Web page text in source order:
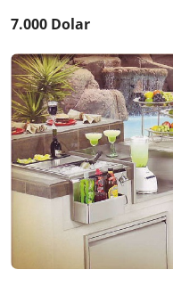
7.000 Dolar